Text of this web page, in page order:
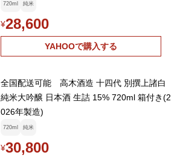
720ml 純米
¥28,600
YAHOOで購入する
全国配送可能 高木酒造 十四代 別撰上諸白
純米大吟醸 日本酒 生詰 15% 720ml 箱付き(2
026年製造)
720ml 純米
¥30,800